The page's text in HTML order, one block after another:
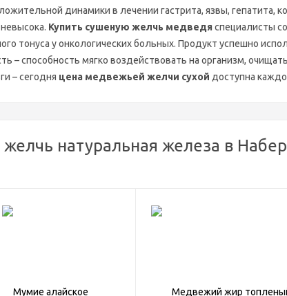
динамики в лечении гастрита, язвы, гепатита,
невысока. Купить сушеную желчь медведя специалисты
тонуса у онкологических больных. Продукт успешно
– способность мягко воздействовать на организм,
– сегодня цена медвежьей желчи сухой доступна
натуральная железа в